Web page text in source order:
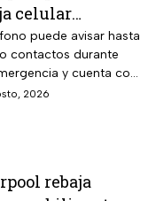
celular
Bienestar
mayores
SOS y hasta
puede avisar hasta
contactos durante
y cuenta con
a domicilio
2026
rebaja